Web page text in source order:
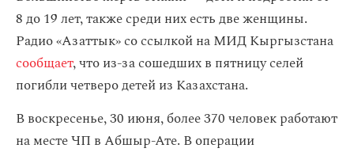
8 до 19 лет, также среди них есть две женщины.
Радио «Азаттык» со ссылкой на МИД Кыргызстана
сообщает, что из-за сошедших в пятницу селей
погибли четверо детей из Казахстана.
В воскресенье, 30 июня, более 370 человек работают
на месте ЧП в Абшыр-Ате. В операции